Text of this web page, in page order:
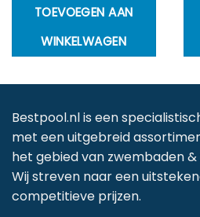
TOEVOEGEN AAN
WINKELWAGEN
Bestpool.nl is een
met een uitgebreid
het gebied van zwembaden
Wij streven naar een
competitieve prijzen.